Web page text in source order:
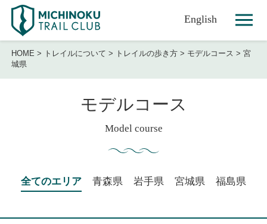
English
HOME > トレイルについて > トレイルの歩き方 > モデルコース >宮
城県
モデルコース
Model course
全てのエリア 青森県 岩手県 宮城県 福島県